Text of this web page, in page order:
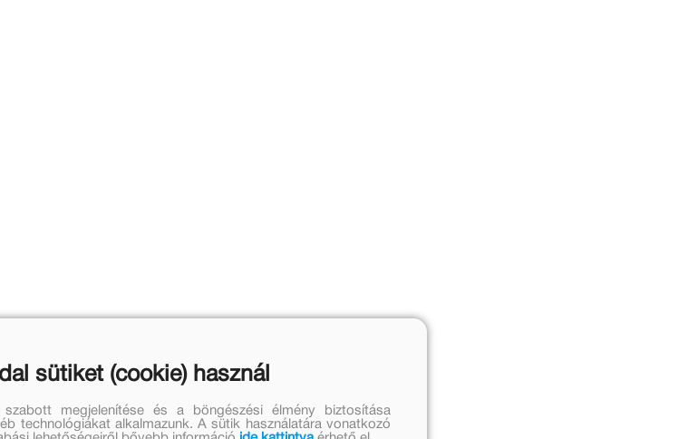
sütiket (cookie) használ
szabott megjelenítése és a böngészési élmény biztosítása
technológiákat alkalmazunk. A sütik használatára vonatkozó